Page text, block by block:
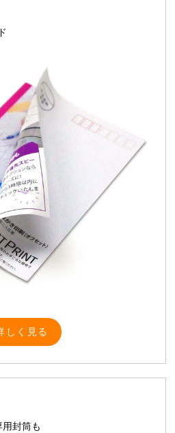
しく見る
封筒も